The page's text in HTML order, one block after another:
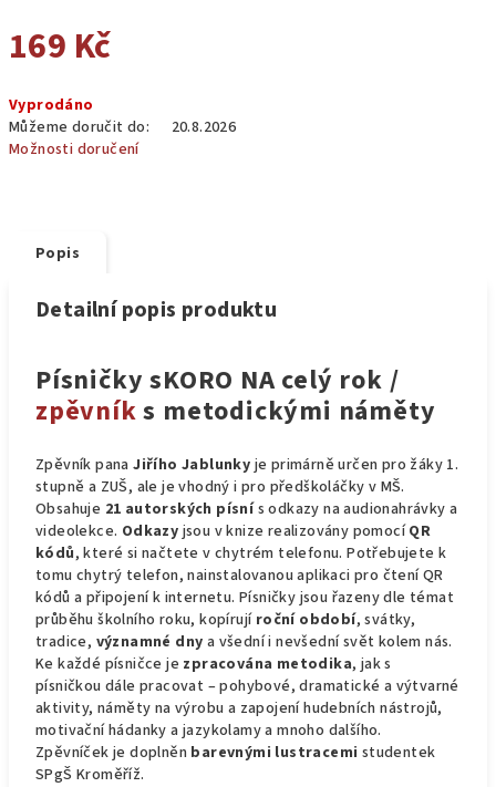
169 Kč
cena:
Vyprodáno
Můžeme doručit do:
20.8.2026
Možnosti doručení
Popis
Detailní popis produktu
Písničky sKORO NA celý rok /
zpěvníks metodickými náměty
Zpěvník panaJiřího Jablunky je primárně určen pro žáky 1.
stupně a ZUŠ, ale je vhodný i pro předškoláčky v MŠ.
Obsahuje 21 autorských písnís odkazy na audionahrávky a
videolekce. Odkazy jsou v knize realizovány pomocíQR
kódů, které si načtete v chytrém telefonu. Potřebujete k
tomu chytrý telefon, nainstalovanou aplikaci pro čtení QR
kódů a připojení k internetu. Písničky jsou řazeny dle témat
průběhu školního roku, kopírují roční období, svátky,
tradice, významné dny a všední i nevšední svět kolem nás.
Ke každé písničce je zpracována metodika, jak s
písničkou dále pracovat – pohybové, dramatické a výtvarné
aktivity, náměty na výrobu a zapojení hudebních nástrojů,
motivační hádanky a jazykolamy a mnoho dalšího.
Zpěvníček je doplněn barevnými lustracemi studentek
SPgŠ Kroměříž.